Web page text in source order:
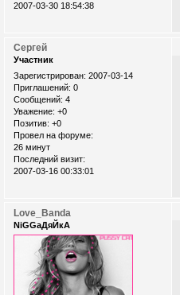
2007-03-30 18:54:38
Сергей
Участник
Зарегистрирован: 2007-03-14
Приглашений: 0
Сообщений: 4
Уважение: +0
Позитив: +0
Провел на форуме:
26 минут
Последний визит:
2007-03-16 00:33:01
Love_Banda
NiGGaДяЙкА